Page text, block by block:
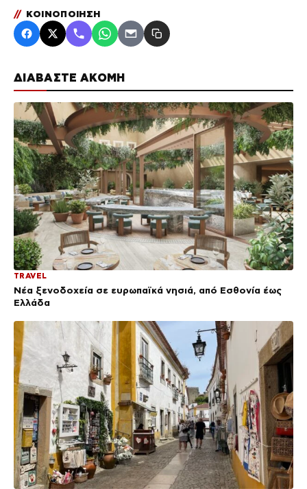
ΔΙΑΒΑΣΤΕ ΑΚΟΜΗ
TRAVEL
Νέα ξενοδοχεία σε ευρωπαϊκά νησιά, από Εσθονία έως
Ελλάδα
// ΚΟΙΝΟΠΟΙΗΣΗ